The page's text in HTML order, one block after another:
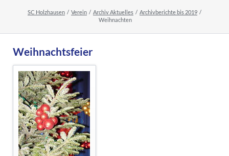
SC Holzhausen Verein Archiv Aktuelles
Archivberichte bis 2019
Weihnachten
Weihnachtsfeier